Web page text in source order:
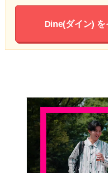
Dine(ダイン) を